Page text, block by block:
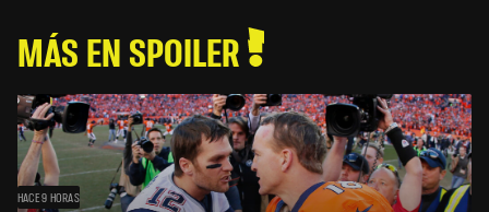
MÁS EN SPOILER
HACE 9 HORAS